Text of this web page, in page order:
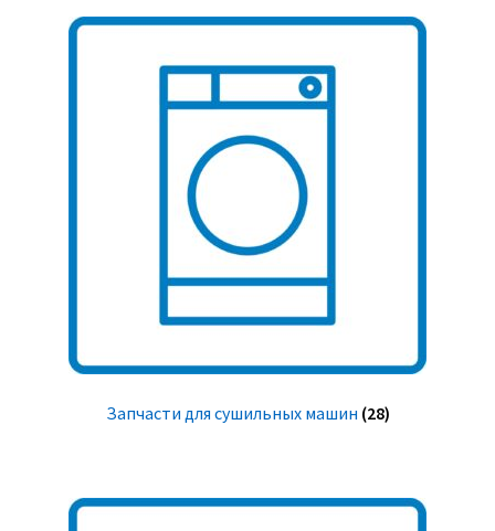
Запчасти для сушильных машин (28)